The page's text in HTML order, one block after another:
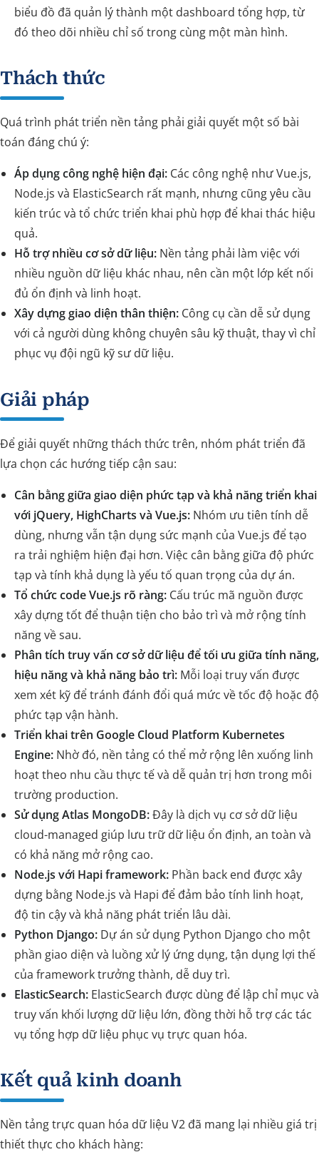
biểu đồ đã quản lý thành một dashboard tổng hợp, từ
đó theo dõi nhiều chỉ số trong cùng một màn hình.
Thách thức
Quá trình phát triển nền tảng phải giải quyết một số bài
toán đáng chú ý:
Áp dụng công nghệ hiện đại: Các công nghệ như Vue.js,
Node.js và ElasticSearch rất mạnh, nhưng cũng yêu cầu
kiến trúc và tổ chức triển khai phù hợp để khai thác hiệu
quả.
Hỗ trợ nhiều cơ sở dữ liệu: Nền tảng phải làm việc với
nhiều nguồn dữ liệu khác nhau, nên cần một lớp kết nối
đủ ổn định và linh hoạt.
Xây dựng giao diện thân thiện: Công cụ cần dễ sử dụng
với cả người dùng không chuyên sâu kỹ thuật, thay vì chỉ
phục vụ đội ngũ kỹ sư dữ liệu.
Giải pháp
Để giải quyết những thách thức trên, nhóm phát triển đã
lựa chọn các hướng tiếp cận sau:
Cân bằng giữa giao diện phức tạp và khả năng triển khai
với jQuery, HighCharts và Vue.js: Nhóm ưu tiên tính dễ
dùng, nhưng vẫn tận dụng sức mạnh của Vue.js để tạo
ra trải nghiệm hiện đại hơn. Việc cân bằng giữa độ phức
tạp và tính khả dụng là yếu tố quan trọng của dự án.
Tổ chức code Vue.js rõ ràng: Cấu trúc mã nguồn được
xây dựng tốt để thuận tiện cho bảo trì và mở rộng tính
năng về sau.
Phân tích truy vấn cơ sở dữ liệu để tối ưu giữa tính năng,
hiệu năng và khả năng bảo trì: Mỗi loại truy vấn được
xem xét kỹ để tránh đánh đổi quá mức về tốc độ hoặc độ
phức tạp vận hành.
Triển khai trên Google Cloud Platform Kubernetes
Engine: Nhờ đó, nền tảng có thể mở rộng lên xuống linh
hoạt theo nhu cầu thực tế và dễ quản trị hơn trong môi
trường production.
Sử dụng Atlas MongoDB:Đây là dịch vụ cơ sở dữ liệu
cloud-managed giúp lưu trữ dữ liệu ổn định, an toàn và
có khả năng mở rộng cao.
Node.js với Hapi framework: Phần back end được xây
dựng bằng Node.js và Hapi để đảm bảo tính linh hoạt,
độ tin cậy và khả năng phát triển lâu dài.
Python Django: Dự án sử dụng Python Django cho một
phần giao diện và luồng xử lý ứng dụng, tận dụng lợi thế
của framework trưởng thành, dễ duy trì.
ElasticSearch: ElasticSearch được dùng để lập chỉ mục và
truy vấn khối lượng dữ liệu lớn, đồng thời hỗ trợ các tác
vụ tổng hợp dữ liệu phục vụ trực quan hóa.
Kết quả kinh doanh
Nền tảng trực quan hóa dữ liệu V2 đã mang lại nhiều giá trị
thiết thực cho khách hàng: